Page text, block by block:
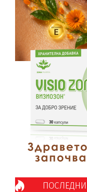
ПОСЛЕДНИ